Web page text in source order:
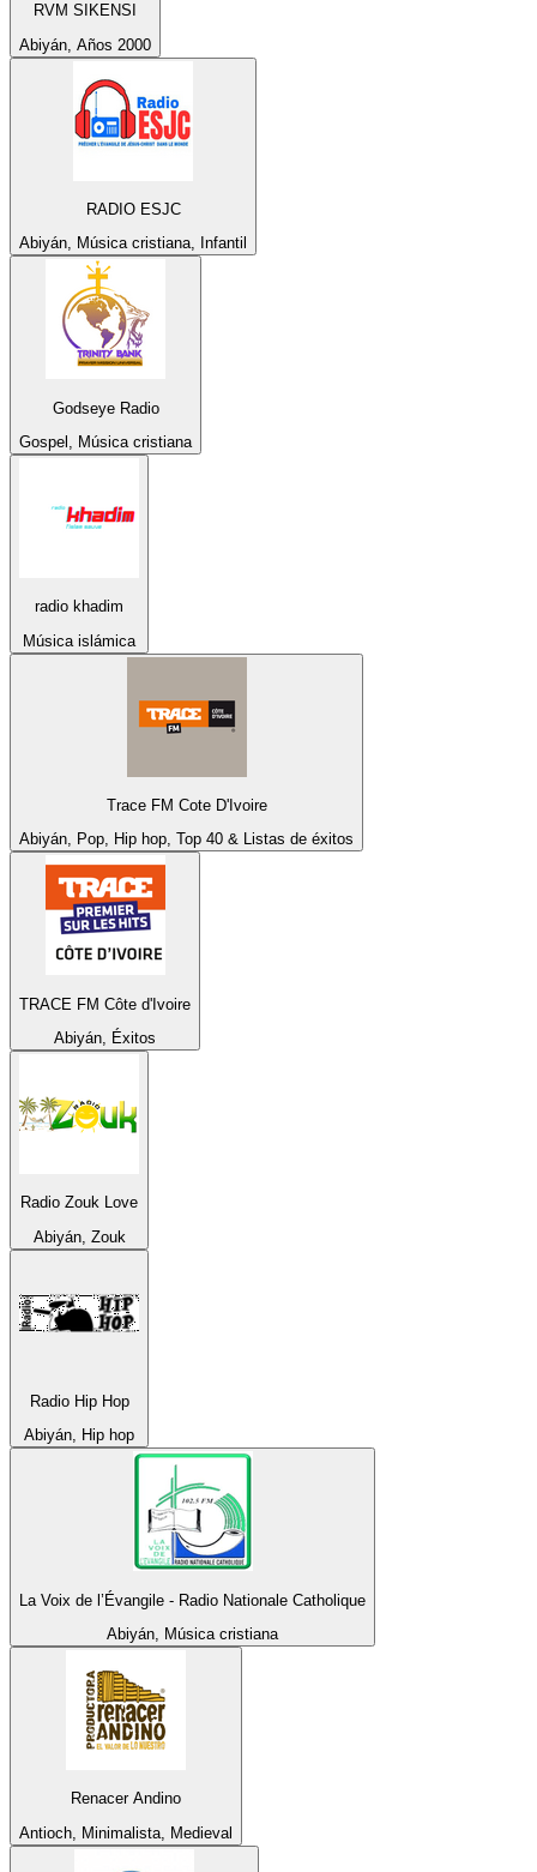
RVM SIKENSI
Abiyán, Años 2000
RADIO ESJC
Abiyán, Música cristiana, Infantil
Godseye Radio
Gospel, Música cristiana
radio khadim
Música islámica
Trace FM Cote D'Ivoire
Abiyán, Pop, Hip hop, Top 40 & Listas de éxitos
TRACE FM Côte d'Ivoire
Abiyán, Éxitos
Radio Zouk Love
Abiyán, Zouk
Radio Hip Hop
Abiyán, Hip hop
La Voix de l’Évangile - Radio Nationale Catholique
Abiyán, Música cristiana
Renacer Andino
Antioch, Minimalista, Medieval